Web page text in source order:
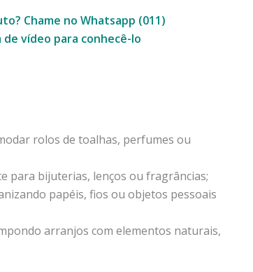
Chame no Whatsapp (011)
de vídeo para conhecê-lo
rolos de toalhas, perfumes ou
para bijuterias, lenços ou fragrâncias;
papéis, fios ou objetos pessoais
arranjos com elementos naturais,